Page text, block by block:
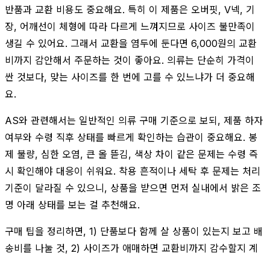
반품과 교환 비용도 중요해요. 특히 이 제품은 오버핏, V넥, 기
장, 어깨선이 체형에 따라 다르게 느껴지므로 사이즈 불만족이
생길 수 있어요. 그래서 교환을 염두에 둔다면 6,000원의 교환
비까지 감안해서 주문하는 것이 좋아요. 의류는 단순히 가격이
싼 것보다, 맞는 사이즈를 한 번에 고를 수 있느냐가 더 중요해
요.
AS와 관련해서는 일반적인 의류 구매 기준으로 보되, 제품 하자
여부와 수령 직후 상태를 빠르게 확인하는 습관이 중요해요. 봉
제 불량, 심한 오염, 큰 올 뜯김, 색상 차이 같은 문제는 수령 즉
시 확인해야 대응이 쉬워요. 착용 흔적이나 세탁 후 문제는 처리
기준이 달라질 수 있으니, 상품을 받으면 먼저 실내에서 밝은 조
명 아래 상태를 보는 걸 추천해요.
구매 팁을 정리하면, 1) 단품보다 함께 살 상품이 있는지 보고 배
송비를 나눌 것, 2) 사이즈가 애매하면 교환비까지 감수할지 계